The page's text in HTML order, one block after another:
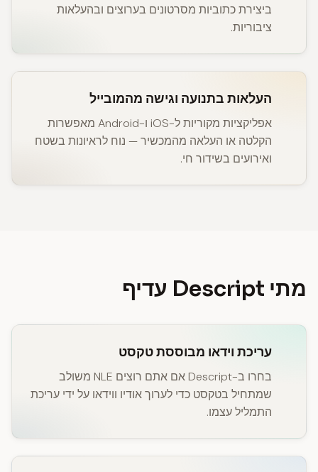
ביצירת כתוביות מסרטונים בערוצים ובהעלאות
ציבוריות.
העלאות בתנועה וגישה מהמובייל
אפליקציות מקוריות ל-iOS ו-Android מאפשרות
הקלטה או העלאה מהמכשיר — נוח לראיונות בשטח
ואירועים בשידור חי.
מתי Descript עדיף
עריכת וידאו מבוססת טקסט
בחרו ב-Descript אם אתם רוצים NLE משולב
שמתחיל בטקסט כדי לערוך אודיו ווידאו על ידי עריכת
התמליל עצמו.